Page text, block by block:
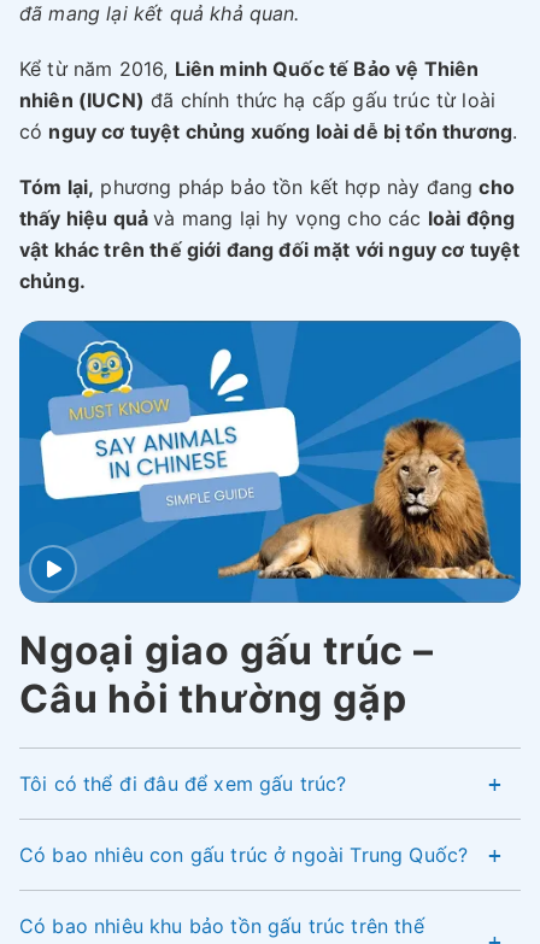
đã mang lại kết quả khả quan.
Kể từ năm 2016, Liên minh Quốc tế Bảo vệ Thiên
nhiên (IUCN) đã chính thức hạ cấp gấu trúc từ loài
có nguy cơ tuyệt chủng xuống loài dễ bị tổn thương.
Tóm lại, phương pháp bảo tồn kết hợp này đangcho
thấy hiệu quảvà mang lại hy vọng cho các loài động
vật khác trên thế giới đang đối mặt với nguy cơ tuyệt
chủng.
Ngoại giao gấu trúc –
Câu hỏi thường gặp
Tôi có thể đi đâu để xem gấu trúc?
Có bao nhiêu con gấu trúc ở ngoài Trung Quốc?
Có bao nhiêu khu bảo tồn gấu trúc trên thế